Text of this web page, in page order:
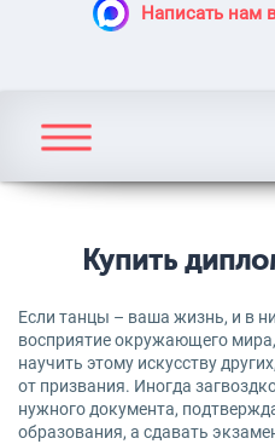
Написать нам
Купить
Если танцы – ваша жизнь, и в
восприятие окружающего
научить этому искусству
от призвания. Иногда
нужного документа,
образования, а сдавать